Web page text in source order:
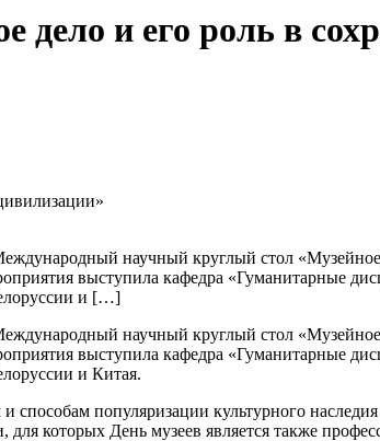
и его роль в
научный круглый стол «Музейное
выступила кафедра «Гуманитарные
и […]
научный круглый стол «Музейное
выступила кафедра «Гуманитарные
и Китая.
популяризации культурного
для которых День музеев является также